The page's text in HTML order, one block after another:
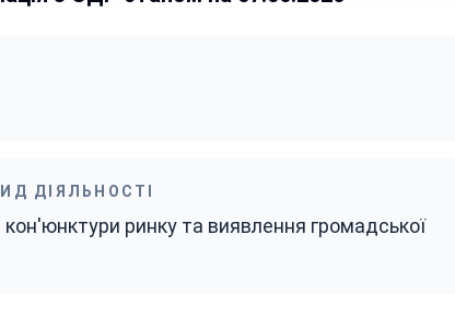
ДІЯЛЬНОСТІ
ринку та виявлення громадської